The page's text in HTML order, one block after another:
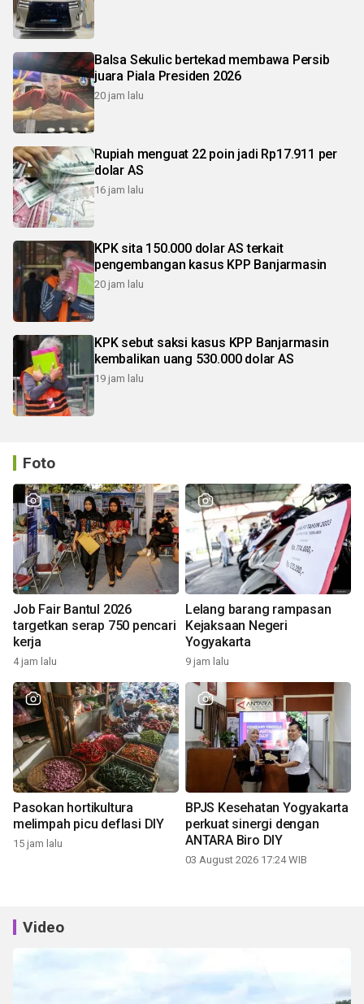
Balsa Sekulic bertekad membawa Persib
juara Piala Presiden 2026
20 jam lalu
Rupiah menguat 22 poin jadi Rp17.911 per
dolar AS
16 jam lalu
KPK sita 150.000 dolar AS terkait
pengembangan kasus KPP Banjarmasin
20 jam lalu
KPK sebut saksi kasus KPP Banjarmasin
kembalikan uang 530.000 dolar AS
19 jam lalu
Foto
Job Fair Bantul 2026
targetkan serap 750 pencari
kerja
4 jam lalu
Lelang barang rampasan
Kejaksaan Negeri
Yogyakarta
9 jam lalu
Pasokan hortikultura
melimpah picu deflasi DIY
15 jam lalu
BPJS Kesehatan Yogyakarta
perkuat sinergi dengan
ANTARA Biro DIY
03 August 2026 17:24 WIB
Video